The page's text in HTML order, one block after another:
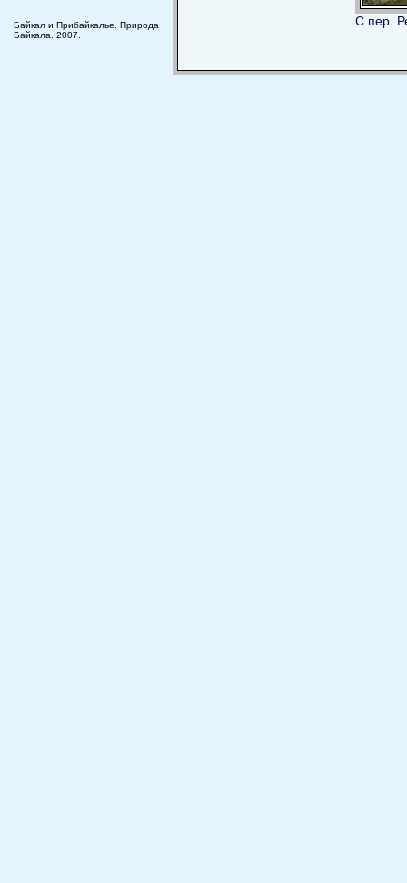
С пер.
Байкал и Прибайкалье. Природа
Байкала. 2007.